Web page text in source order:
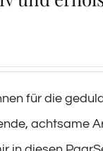
für die
achtsame